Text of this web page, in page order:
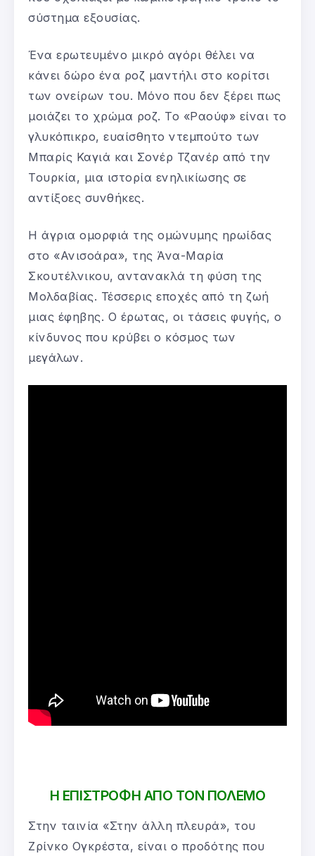
σύστημα εξουσίας.
Ένα ερωτευμένο μικρό αγόρι θέλει να
κάνει δώρο ένα ροζ μαντήλι στο κορίτσι
των ονείρων του. Μόνο που δεν ξέρει πως
μοιάζει το χρώμα ροζ. Το «Ραούφ» είναι το
γλυκόπικρο, ευαίσθητο ντεμπούτο των
Μπαρίς Καγιά και Σονέρ Τζανέρ από την
Τουρκία, μια ιστορία ενηλικίωσης σε
αντίξοες συνθήκες.
Η άγρια ομορφιά της ομώνυμης ηρωίδας
στο «Ανισοάρα», της Άνα-Μαρία
Σκουτέλνικου, αντανακλά τη φύση της
Μολδαβίας. Τέσσερις εποχές από τη ζωή
μιας έφηβης. Ο έρωτας, οι τάσεις φυγής, ο
κίνδυνος που κρύβει ο κόσμος των
μεγάλων.
Η ΕΠΙΣΤΡΟΦΗ ΑΠΟ ΤΟΝ ΠΟΛΕΜΟ
Στην ταινία «Στην άλλη πλευρά», του
Ζρίνκο Ογκρέστα, είναι ο προδότης που